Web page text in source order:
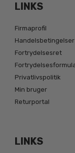
LINKS
Firmaprofil
Handelsbetingelser
Fortrydelsesret
Privatlivspolitik
Min bruger
Returportal
LINKS